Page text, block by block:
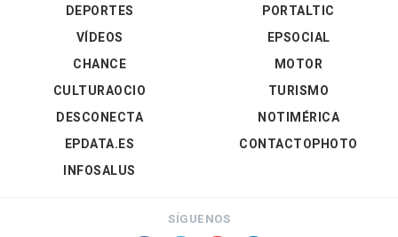
DEPORTES
VÍDEOS
PORTALTIC
EPSOCIAL
CHANCE
CULTURAOCIO
DESCONECTA
EPDATA.ES
INFOSALUS
MOTOR
TURISMO
NOTIMÉRICA
CONTACTOPHOTO
SÍGUENOS